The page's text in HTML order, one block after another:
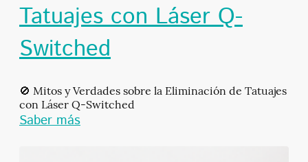
Tatuajes con Láser Q-
Switched
🚫 Mitos y Verdades sobre la Eliminación de Tatuajes
con Láser Q-Switched
Saber más